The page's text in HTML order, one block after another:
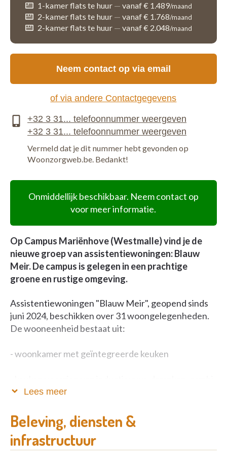
1-kamer flats te huur — vanaf € 1.489/maand
2-kamer flats te huur — vanaf € 1.768/maand
2-kamer flats te huur — vanaf € 2.048/maand
Onmiddellijk beschikbaar. Neem contact op
voor meer informatie.
Op Campus Mariënhove (Westmalle) vind je de
nieuwe groep van assistentiewoningen: Blauw
Meir. De campus is gelegen in een prachtige
groene en rustige omgeving.
Assistentiewoningen "Blauw Meir", geopend sinds
juni 2024, beschikken over 31 woongelegenheden.
De wooneenheid bestaat uit:
- woonkamer met geïntegreerde keuken
oven, koelkast met vriesvak. Er is de mogelijk tot
afwasmachine
- rolstoeltoegankelijke badkamer met toilet, lavabo
Lees meer
Beleving, diensten &
infrastructuur
Neem contact op via email
of via andere Contactgegevens
Vermeld dat je dit nummer hebt gevonden op
Woonzorgweb.be. Bedankt!